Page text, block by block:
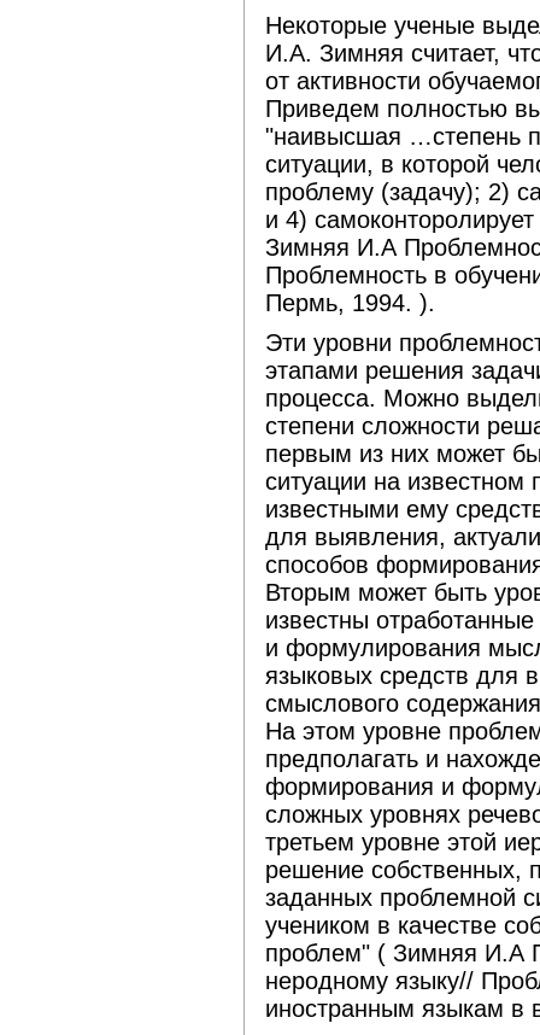
Некоторые ученые
И.А. Зимняя считает,
от активности
Приведем полностью
"наивысшая …степень
ситуации, в которой
проблему (задачу); 2)
и 4)
Зимняя И.А
Проблемность в
Пермь, 1994. ).
Эти уровни
этапами решения
процесса. Можно
степени сложности
первым из них может
ситуации на известном
известными ему
для выявления,
способов
Вторым может быть
известны
и формулирования
языковых средств для
смыслового
На этом уровне
предполагать и
формирования и
сложных уровнях
третьем уровне этой
решение собственных,
заданных проблемной
учеником в качестве
проблем" ( Зимняя И.А
неродному языку//
иностранным языкам в